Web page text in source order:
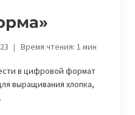
Время чтения: 1мин
в цифровой формат
выращивания хлопка,